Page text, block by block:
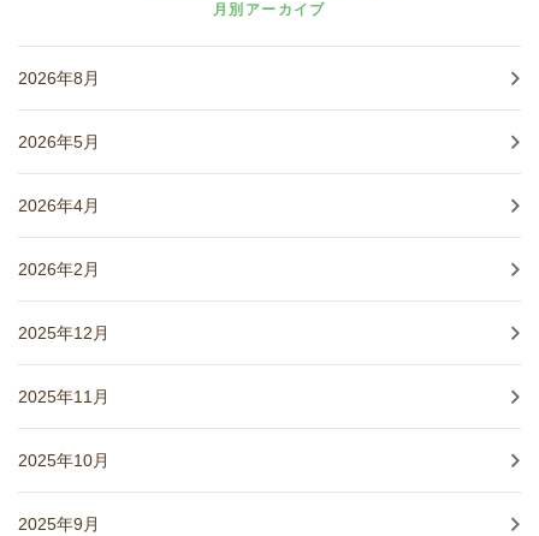
月別アーカイブ
2026年8月
2026年5月
2026年4月
2026年2月
2025年12月
2025年11月
2025年10月
2025年9月